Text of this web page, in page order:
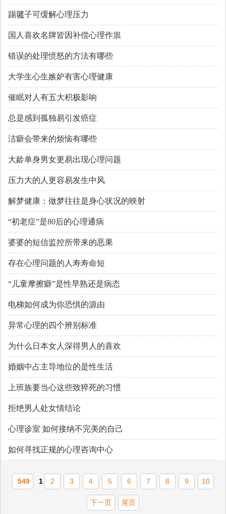
踢毽子可缓解心理压力
国人喜欢名牌皆因补偿心理作祟
错误的处理愤怒的方法有哪些
大学生心生嫉妒有害心理健康
催眠对人有五大积极影响
总是感到孤独易引发癌症
洁癖会带来的烦恼有哪些
大龄单身男女更易出现心理问题
压力大的人更容易发生中风
解梦健康：做梦往往是身心状况的映射
“初老症”是80后的心理通病
婆婆的短信监控所带来的恶果
存在心理问题的人寿寿命短
“儿童摩擦癖”是性早熟还是病态
电梯如何成为你恐惧的源由
异常心理的四个辨别标准
为什么日本女人深得男人的喜欢
婚姻中占主导地位的是性生活
上班族要当心这些致猝死的习惯
拒绝男人处女情结论
心理诊室 如何接纳不完美的自己
如何寻找正规的心理咨询中心
549 1 2 3 4 5 6 7 8 9 10
下一页 尾页